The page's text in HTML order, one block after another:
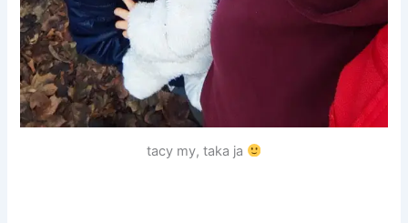
tacy my, taka ja